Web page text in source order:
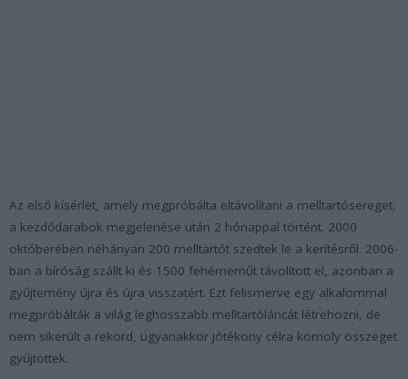
Az első kísérlet, amely megpróbálta eltávolítani a melltartósereget,
a kezdődarabok megjelenése után 2 hónappal történt. 2000
októberében néhányan 200 melltartót szedtek le a kerítésről. 2006-
ban a bíróság szállt ki és 1500 fehérneműt távolított el, azonban a
gyűjtemény újra és újra visszatért. Ezt felismerve egy alkalommal
megpróbálták a világ leghosszabb melltartóláncát létrehozni, de
nem sikerült a rekord, ugyanakkor jótékony célra komoly összeget
gyűjtöttek.